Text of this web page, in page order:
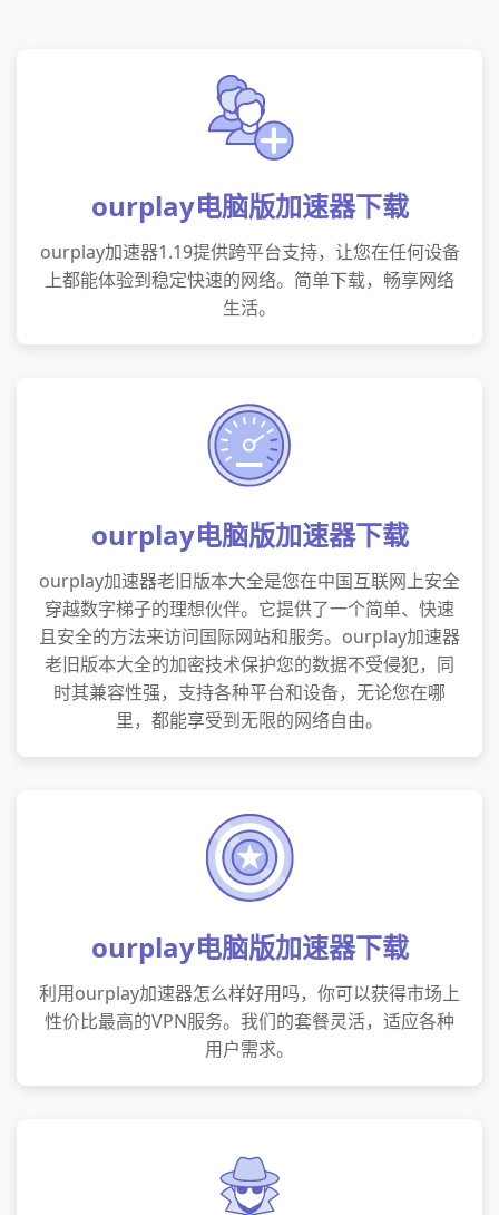
ourplay电脑版加速器下载
ourplay加速器1.19提供跨平台支持，让您在任何设备
上都能体验到稳定快速的网络。简单下载，畅享网络
生活。
ourplay电脑版加速器下载
ourplay加速器老旧版本大全是您在中国互联网上安全
穿越数字梯子的理想伙伴。它提供了一个简单、快速
且安全的方法来访问国际网站和服务。ourplay加速器
老旧版本大全的加密技术保护您的数据不受侵犯，同
时其兼容性强，支持各种平台和设备，无论您在哪
里，都能享受到无限的网络自由。
ourplay电脑版加速器下载
利用ourplay加速器怎么样好用吗，你可以获得市场上
性价比最高的VPN服务。我们的套餐灵活，适应各种
用户需求。